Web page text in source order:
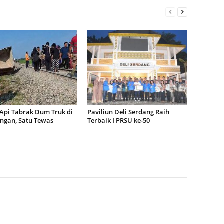
Tabrak Dum Truk di
Satu Tewas
Paviliun Deli Serdang Raih
Terbaik I PRSU ke-50